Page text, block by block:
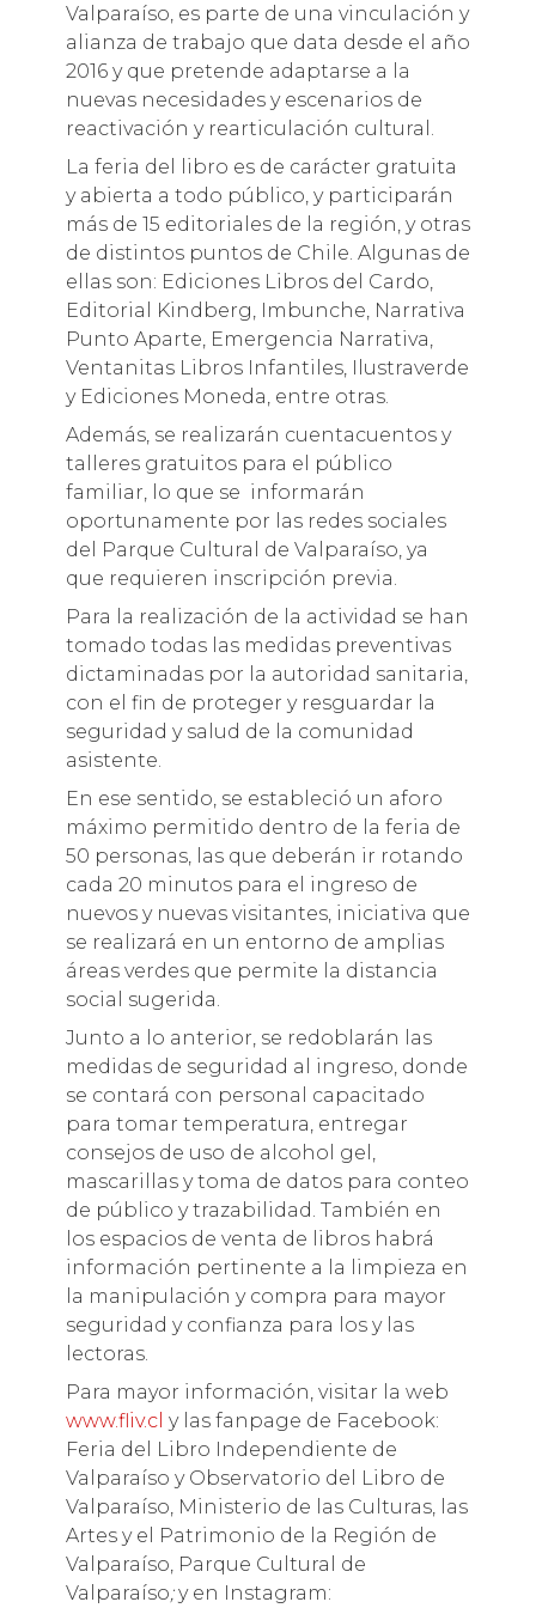
Valparaíso, es parte de una vinculación y
alianza de trabajo que data desde el año
2016 y que pretende adaptarse a la
nuevas necesidades y escenarios de
reactivación y rearticulación cultural.
La feria del libro es de carácter gratuita
y abierta a todo público, y participarán
más de 15 editoriales de la región, y otras
de distintos puntos de Chile. Algunas de
ellas son: Ediciones Libros del Cardo,
Editorial Kindberg, Imbunche, Narrativa
Punto Aparte, Emergencia Narrativa,
Ventanitas Libros Infantiles, Ilustraverde
y Ediciones Moneda, entre otras.
Además, se realizarán cuentacuentos y
talleres gratuitos para el público
familiar, lo que se informarán
oportunamente por las redes sociales
del Parque Cultural de Valparaíso, ya
que requieren inscripción previa.
Para la realización de la actividad se han
tomado todas las medidas preventivas
dictaminadas por la autoridad sanitaria,
con el fin de proteger y resguardar la
seguridad y salud de la comunidad
asistente.
En ese sentido, se estableció un aforo
máximo permitido dentro de la feria de
50 personas, las que deberán ir rotando
cada 20 minutos para el ingreso de
nuevos y nuevas visitantes, iniciativa que
se realizará en un entorno de amplias
áreas verdes que permite la distancia
social sugerida.
Junto a lo anterior, se redoblarán las
medidas de seguridad al ingreso, donde
se contará con personal capacitado
para tomar temperatura, entregar
consejos de uso de alcohol gel,
mascarillas y toma de datos para conteo
de público y trazabilidad. También en
los espacios de venta de libros habrá
información pertinente a la limpieza en
la manipulación y compra para mayor
seguridad y confianza para los y las
lectoras.
Para mayor información, visitar la web
www.fliv.cl y las fanpage de Facebook:
Feria del Libro Independiente de
Valparaíso y Observatorio del Libro de
Valparaíso, Ministerio de las Culturas, las
Artes y el Patrimonio de la Región de
Valparaíso, Parque Cultural de
Valparaíso;y en Instagram: